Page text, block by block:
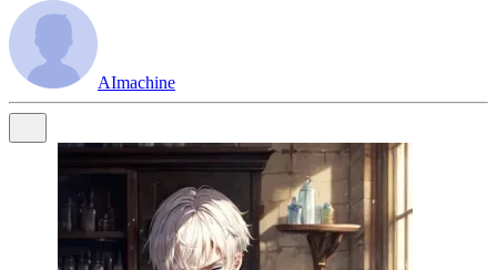
AImachine